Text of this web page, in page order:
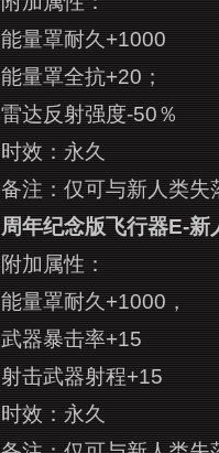
能量罩耐久+1000
能量罩全抗+20；
雷达反射强度-50％
时效：永久
备注：仅可与新人类失
周年纪念版飞行器E-新
附加属性：
能量罩耐久+1000，
武器暴击率+15
射击武器射程+15
时效：永久